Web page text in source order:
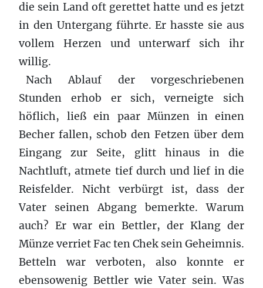
die sein Land oft gerettet hatte und es jetzt
in den Untergang führte. Er hasste sie aus
vollem Herzen und unterwarf sich ihr
willig.
Nach Ablauf der vorgeschriebenen
Stunden erhob er sich, verneigte sich
höflich, ließ ein paar Münzen in einen
Becher fallen, schob den Fetzen über dem
Eingang zur Seite, glitt hinaus in die
Nachtluft, atmete tief durch und lief in die
Reisfelder. Nicht verbürgt ist, dass der
Vater seinen Abgang bemerkte. Warum
auch? Er war ein Bettler, der Klang der
Münze verriet Fac ten Chek sein Geheimnis.
Betteln war verboten, also konnte er
ebensowenig Bettler wie Vater sein. Was